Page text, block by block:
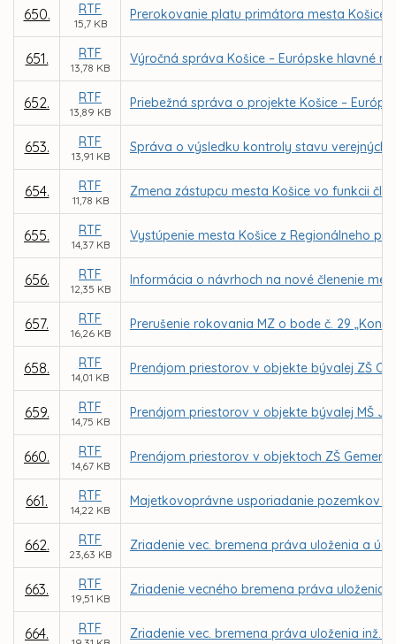
650. RTF
15,7 KB
Prerokovanie platu primátora mesta Košice
651. RTF
13,78 KB
Výročná správa Košice – Európske hlavné
652. RTF
13,89 KB
Priebežná správa o projekte Košice –
653. RTF
13,91 KB
Správa o výsledku kontroly stavu verejných
654. RTF
11,78 KB
Zmena zástupcu mesta Košice vo funkcii
655. RTF
14,37 KB
Vystúpenie mesta Košice z Regionálneho
656. RTF
12,35 KB
Informácia o návrhoch na nové členenie
657. RTF
16,26 KB
Prerušenie rokovania MZ o bode č. 29
658. RTF
14,01 KB
Prenájom priestorov v objekte bývalej ZŠ
659. RTF
14,75 KB
Prenájom priestorov v objekte bývalej MŠ
660. RTF
14,67 KB
Prenájom priestorov v objektoch ZŠ
661. RTF
14,22 KB
Majetkovoprávne usporiadanie pozemkov
662. RTF
23,63 KB
Zriadenie vec. bremena práva uloženia a
663. RTF
19,51 KB
Zriadenie vecného bremena práva uloženia
664. RTF Zriadenie vec. bremena práva uloženia inž.